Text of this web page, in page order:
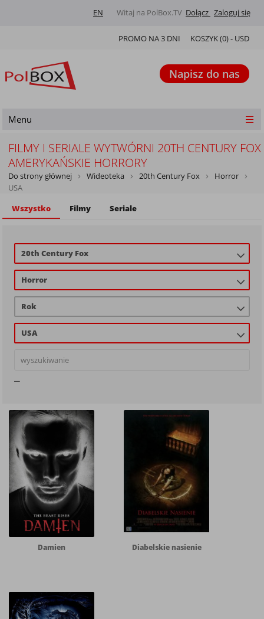
Witaj na PolBox.TV Dołącz Zaloguj się
EN
KOSZYK (0) - USD
PROMO NA 3 DNI
Napisz do nas
Menu
FILMY I SERIALE WYTWÓRNI 20TH CENTURY FOX
AMERYKAŃSKIE HORRORY
Do strony głównej Wideoteka 20th Century Fox
Horror
USA
Wszystko
Filmy Seriale
20th Century Fox
Horror
Rok
USA
Damien Diabelskie nasienie